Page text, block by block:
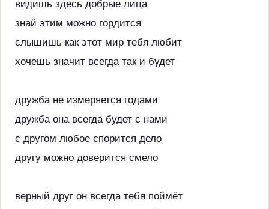
видишь здесь добрые лица
знай этим можно гордится
слышишь как этот мир тебя любит
хочешь значит всегда так и будет
дружба не измеряется годами
дружба она всегда будет с нами
с другом любое спорится дело
другу можно доверится смело
верный друг он всегда тебя поймёт